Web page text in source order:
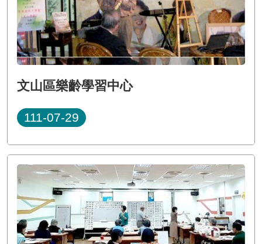
文山區樂齡學習中心
111-07-29